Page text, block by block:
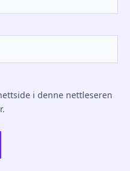
i denne nettleseren